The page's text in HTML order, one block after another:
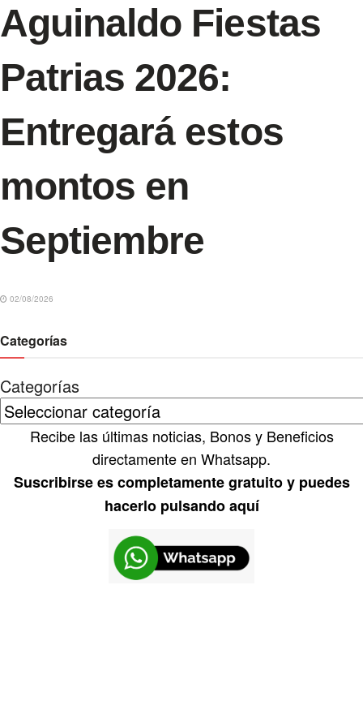
Aguinaldo Fiestas
Patrias 2026:
Entregará estos
montos en
Septiembre
02/08/2026
Categorías
Categorías
Recibe las últimas noticias, Bonos y Beneficios
directamente en Whatsapp.
Suscribirse es completamente gratuito y puedes
hacerlo pulsando aquí